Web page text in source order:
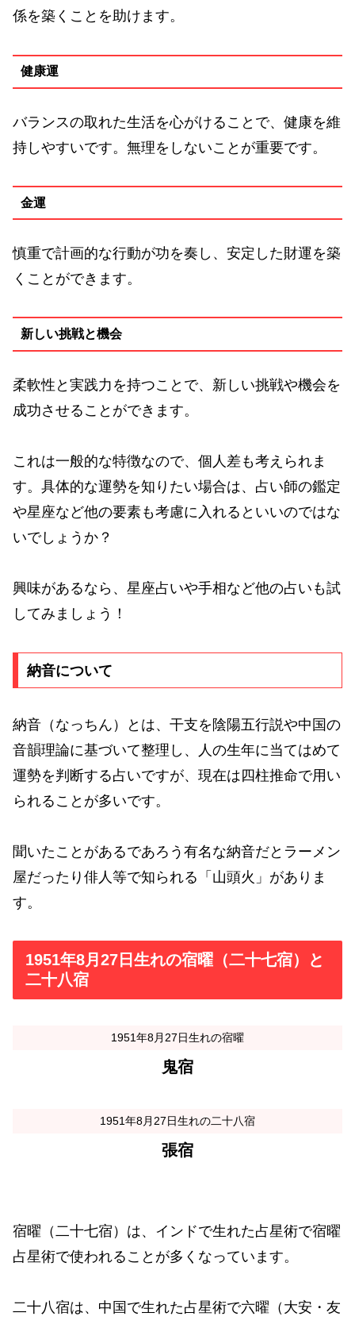
係を築くことを助けます。
健康運
バランスの取れた生活を心がけることで、健康を維
持しやすいです。無理をしないことが重要です。
金運
慎重で計画的な行動が功を奏し、安定した財運を築
くことができます。
新しい挑戦と機会
柔軟性と実践力を持つことで、新しい挑戦や機会を
成功させることができます。
これは一般的な特徴なので、個人差も考えられま
す。具体的な運勢を知りたい場合は、占い師の鑑定
や星座など他の要素も考慮に入れるといいのではな
いでしょうか？
興味があるなら、星座占いや手相など他の占いも試
してみましょう！
納音について
納音（なっちん）とは、干支を陰陽五行説や中国の
音韻理論に基づいて整理し、人の生年に当てはめて
運勢を判断する占いですが、現在は四柱推命で用い
られることが多いです。
聞いたことがあるであろう有名な納音だとラーメン
屋だったり俳人等で知られる「山頭火」がありま
す。
1951年8月27日生れの宿曜（二十七宿）と
二十八宿
1951年8月27日生れの宿曜
鬼宿
1951年8月27日生れの二十八宿
張宿
宿曜（二十七宿）は、インドで生れた占星術で宿曜
占星術で使われることが多くなっています。
二十八宿は、中国で生れた占星術で六曜（大安・友